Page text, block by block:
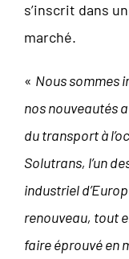
s’inscrit dans
marché.
« Nous sommes
nos nouveautés
du transport à
Solutrans, l’un
industriel
renouveau, tout
faire éprouvé en